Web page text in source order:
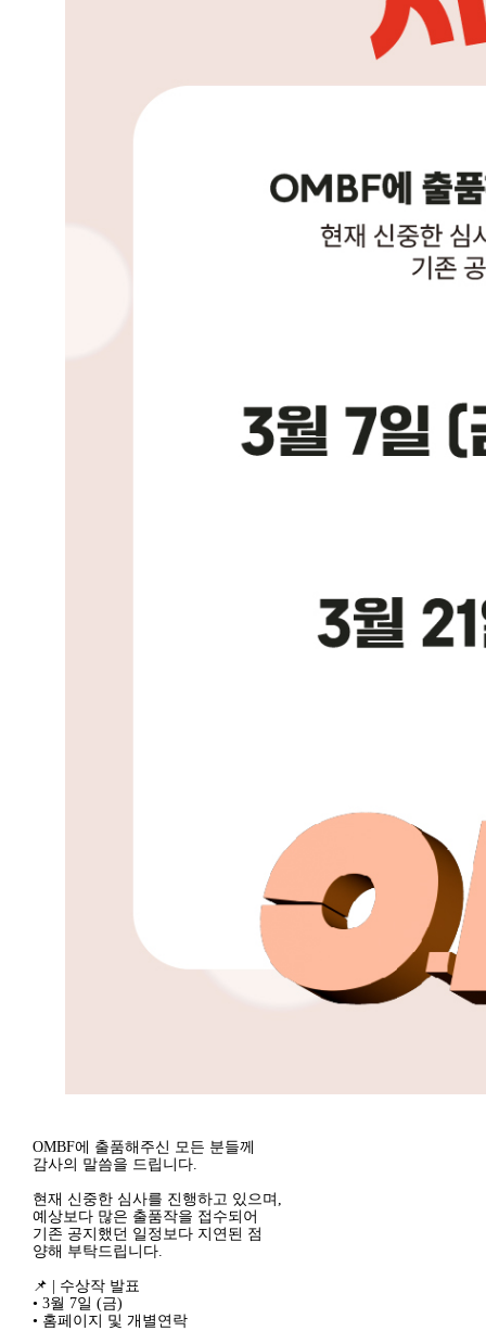
OMBF에 출품해주신 모든 분들께
감사의 말씀을 드립니다.
현재 신중한 심사를 진행하고 있으며,
예상보다 많은 출품작을 접수되어
기존 공지했던 일정보다 지연된 점
양해 부탁드립니다.
📌 | 수상작 발표
• 3월 7일 (금)
• 홈페이지 및 개별연락